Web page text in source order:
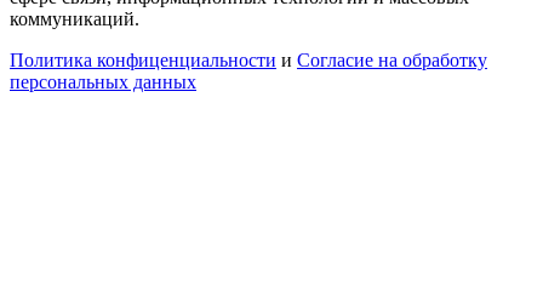
коммуникаций.
Политика конфиценциальности и Согласие на обработку
персональных данных